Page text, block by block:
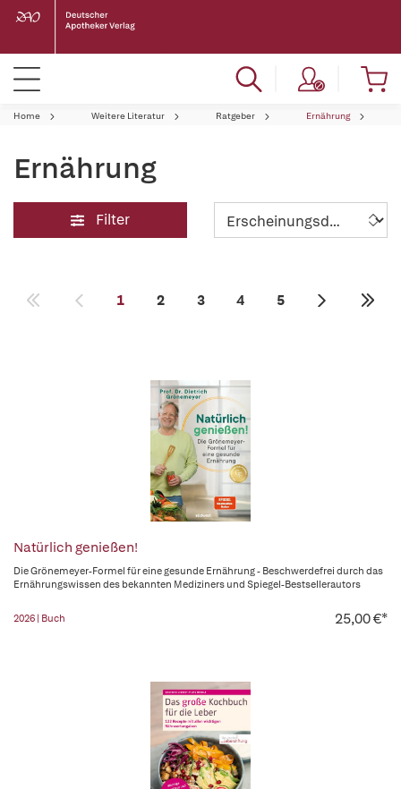
Home Weitere Literatur Ratgeber Ernährung
Ernährung
Filter
1 2 3 4 5
Natürlich genießen!
Die Grönemeyer-Formel für eine gesunde Ernährung - Beschwerdefrei durch das
Ernährungswissen des bekannten Mediziners und Spiegel-Bestsellerautors
2026 | Buch 25,00 €*